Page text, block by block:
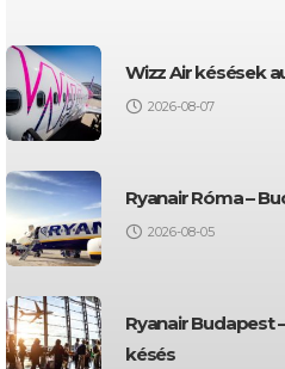
Wizz Air késések
2026-08-07
Ryanair Róma –
2026-08-05
Ryanair Budapest
késés